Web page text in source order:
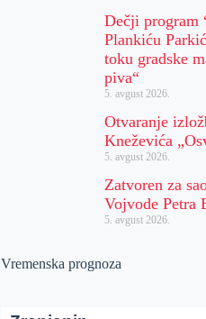
Dečji program
Plankiću
toku gradske
piva“
5. avgust 2026.
Otvaranje
Kneževića
5. avgust 2026.
Zatvoren za
Vojvode Petra
5. avgust 2026.
Vremenska prognoza